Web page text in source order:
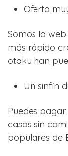
Oferta
Somos la
más rápido
otaku han
Un sinfín
Puedes
casos sin
populares de